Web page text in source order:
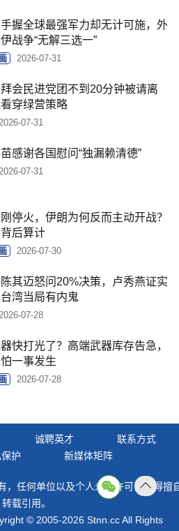
握全球最强军力却无计可施，外
战争“无解三选一”
2026-07-31
会民进党团不到20分钟被请离
穿绿营策略
2026-07-31
感谢各国慰问“独漏赖清德”
2026-07-31
停火，伊朗为何反而主动开战？
后算计
2026-07-30
其迈怒问20%决策，卢秀燕证实
湾当局有内鬼
2026-07-28
快打光了？高端武器库存告急，
一事发生
2026-07-28
诚聘英才
联系方式
护 新媒体矩阵
，任何单位以及个人未经许可，不得擅
转载引用。
© 2005-2026 Stnn.cc All Rights
顶部